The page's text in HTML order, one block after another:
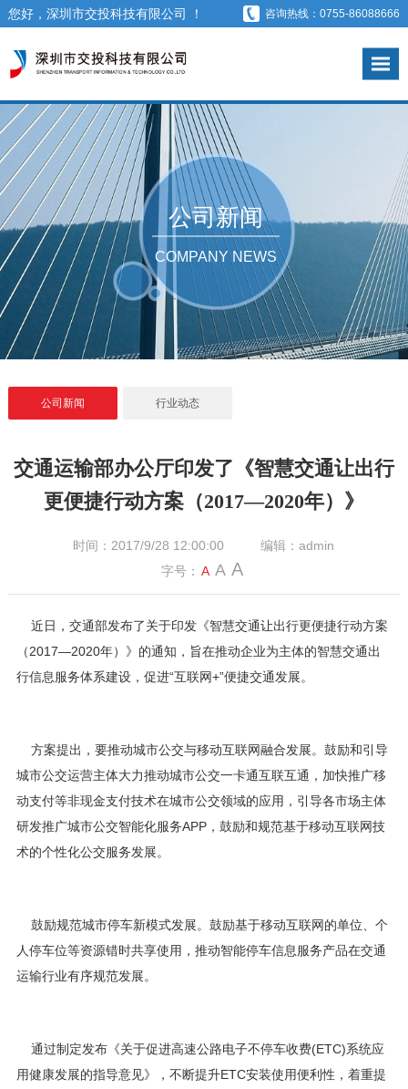
您好，深圳市交投科技有限公司 ！ 咨询热线：0755-86088666
公司新闻
COMPANY NEWS
公司新闻 行业动态
交通运输部办公厅印发了《智慧交通让出行
更便捷行动方案（2017—2020年）》
时间：2017/9/28 12:00:00
编辑：admin
字号： A A A
近日，交通部发布了关于印发《智慧交通让出行更便捷行动方案
（2017—2020年）》的通知，旨在推动企业为主体的智慧交通出
行信息服务体系建设，促进“互联网+”便捷交通发展。
方案提出，要推动城市公交与移动互联网融合发展。鼓励和引导
城市公交运营主体大力推动城市公交一卡通互联互通，加快推广移
动支付等非现金支付技术在城市公交领域的应用，引导各市场主体
研发推广城市公交智能化服务APP，鼓励和规范基于移动互联网技
术的个性化公交服务发展。
鼓励规范城市停车新模式发展。鼓励基于移动互联网的单位、个
人停车位等资源错时共享使用，推动智能停车信息服务产品在交通
运输行业有序规范发展。
通过制定发布《关于促进高速公路电子不停车收费(ETC)系统应
用健康发展的指导意见》，不断提升ETC安装使用便利性，着重提